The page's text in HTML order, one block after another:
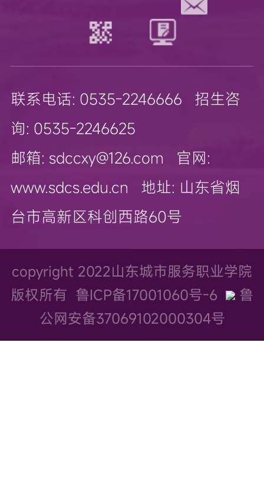
联系电话: 0535-2246666 招生咨
询: 0535-2246625
邮箱: sdccxy@126.com 官网:
www.sdcs.edu.cn 地址: 山东省烟
台市高新区科创西路60号
copyright 2022山东城市服务职业学院
版权所有 鲁ICP备17001060号-6
鲁
公网安备37069102000304号